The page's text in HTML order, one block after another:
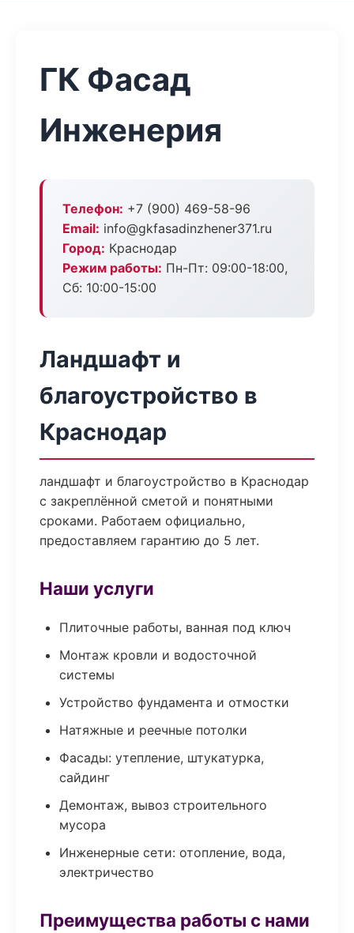
ГК Фасад
Инженерия
Телефон: +7 (900) 469-58-96
Email: info@gkfasadinzhener371.ru
Город: Краснодар
Режим работы: Пн-Пт: 09:00-18:00,
Сб: 10:00-15:00
Ландшафт и
благоустройство в
Краснодар
ландшафт и благоустройство в Краснодар
с закреплённой сметой и понятными
сроками. Работаем официально,
предоставляем гарантию до 5 лет.
Наши услуги
Плиточные работы, ванная под ключ
Монтаж кровли и водосточной
системы
Устройство фундамента и отмостки
Натяжные и реечные потолки
Фасады: утепление, штукатурка,
сайдинг
Демонтаж, вывоз строительного
мусора
Инженерные сети: отопление, вода,
электричество
Преимущества работы с нами